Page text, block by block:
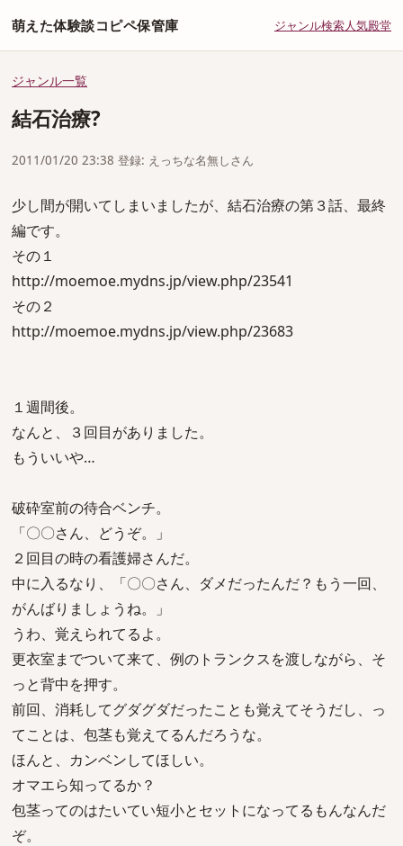
萌えた体験談コピペ保管庫 ジャンル検索人気殿堂
ジャンル一覧
結石治療?
2011/01/20 23:38 登録: えっちな名無しさん
少し間が開いてしまいましたが、結石治療の第３話、最終
編です。
その１
http://moemoe.mydns.jp/view.php/23541
その２
http://moemoe.mydns.jp/view.php/23683
１週間後。
なんと、３回目がありました。
もういいや…
破砕室前の待合ベンチ。
「〇〇さん、どうぞ。」
２回目の時の看護婦さんだ。
中に入るなり、「〇〇さん、ダメだったんだ？もう一回、
がんばりましょうね。」
うわ、覚えられてるよ。
更衣室までついて来て、例のトランクスを渡しながら、そ
っと背中を押す。
前回、消耗してグダグダだったことも覚えてそうだし、っ
てことは、包茎も覚えてるんだろうな。
ほんと、カンベンしてほしい。
オマエら知ってるか？
包茎ってのはたいてい短小とセットになってるもんなんだ
ぞ。